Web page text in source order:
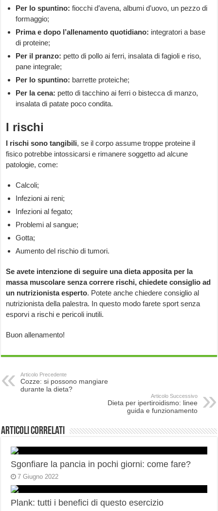
Per lo spuntino:fiocchi d’avena, albumi d’uovo, un pezzo di
formaggio;
Prima e dopo l’allenamento quotidiano: integratori a base
di proteine;
Per il pranzo: petto di pollo ai ferri, insalata di fagioli e riso,
pane integrale;
Per lo spuntino: barrette proteiche;
Per la cena: petto di tacchino ai ferri o bistecca di manzo,
insalata di patate poco condita.
I rischi
I rischi sono tangibili, se il corpo assume troppe proteine il
fisico potrebbe intossicarsi e rimanere soggetto ad alcune
patologie, come:
Calcoli;
Infezioni ai reni;
Infezioni al fegato;
Problemi al sangue;
Gotta;
Aumento del rischio di tumori.
Se avete intenzione di seguire una dieta apposita per la
massa muscolare senza correre rischi, chiedete consiglio ad
un nutrizionista esperto. Potete anche chiedere consiglio al
nutrizionista della palestra. In questo modo farete sport senza
esporvi a rischi e pericoli inutili.
Buon allenamento!
Articolo Precedente
Cozze: si possono mangiare
durante la dieta?
Articolo Successivo
Dieta per ipertiroidismo: linee
guida e funzionamento
Articoli correlati
Sgonfiare la pancia in pochi giorni: come fare?
7 Giugno 2022
Plank: tutti i benefici di questo esercizio